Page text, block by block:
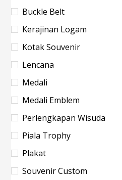
Buckle Belt
Kerajinan Logam
Kotak Souvenir
Lencana
Medali
Medali Emblem
Perlengkapan Wisuda
Piala Trophy
Plakat
Souvenir Custom